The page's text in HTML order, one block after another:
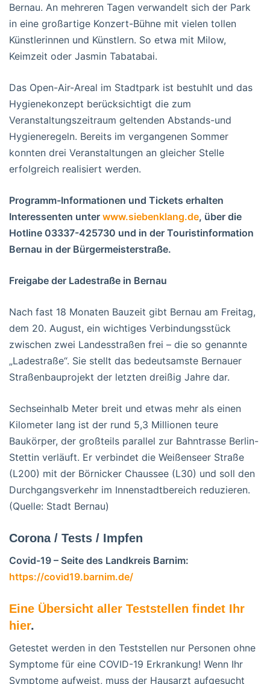
Bernau. An mehreren Tagen verwandelt sich der Park
in eine großartige Konzert-Bühne mit vielen tollen
Künstlerinnen und Künstlern. So etwa mit Milow,
Keimzeit oder Jasmin Tabatabai.
Das Open-Air-Areal im Stadtpark ist bestuhlt und das
Hygienekonzept berücksichtigt die zum
Veranstaltungszeitraum geltenden Abstands-und
Hygieneregeln. Bereits im vergangenen Sommer
konnten drei Veranstaltungen an gleicher Stelle
erfolgreich realisiert werden.
Programm-Informationen und Tickets erhalten
Interessenten unter www.siebenklang.de, über die
Hotline 03337-425730 und in der Touristinformation
Bernau in der Bürgermeisterstraße.
Freigabe der Ladestraße in Bernau
Nach fast 18 Monaten Bauzeit gibt Bernau am Freitag,
dem 20. August, ein wichtiges Verbindungsstück
zwischen zwei Landesstraßen frei – die so genannte
„Ladestraße“. Sie stellt das bedeutsamste Bernauer
Straßenbauprojekt der letzten dreißig Jahre dar.
Sechseinhalb Meter breit und etwas mehr als einen
Kilometer lang ist der rund 5,3 Millionen teure
Baukörper, der großteils parallel zur Bahntrasse Berlin-
Stettin verläuft. Er verbindet die Weißenseer Straße
(L200) mit der Börnicker Chaussee (L30) und soll den
Durchgangsverkehr im Innenstadtbereich reduzieren.
(Quelle: Stadt Bernau)
Corona / Tests / Impfen
Covid-19 – Seite des Landkreis Barnim:
https://covid19.barnim.de/
Eine Übersicht aller Teststellen findet Ihr
hier.
Getestet werden in den Teststellen nur Personen ohne
Symptome für eine COVID-19 Erkrankung! Wenn Ihr
Symptome aufweist, muss der Hausarzt aufgesucht